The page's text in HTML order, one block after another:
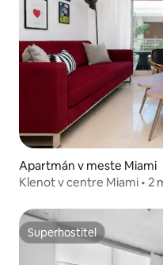
Apartmán v meste Miami
Klenot v centre Miami • 2
Superhostiteľ
Superhostiteľ